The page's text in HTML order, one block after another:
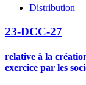
Distribution
23-DCC-27
relative à la
exercice par les